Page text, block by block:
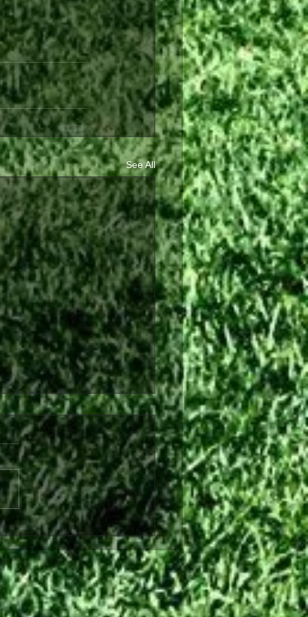
See All
από τη Θύελλα
ο Θωμάς Ντάφλας